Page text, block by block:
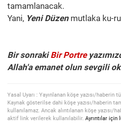
tamamlanacak.
Yani, Yeni Düzenmutlaka ku-
Bir sonrakiBir Portre
Allah'a emanet olun sevgili
Yasal Uyarı : Yayınlanan köşe yazısı/haberin
Kaynak gösterilse dahi köşe yazısı/haberin
kullanılamaz. Ancak alıntılanan köşe yazısı/
aktif link verilerek kullanılabilir. Ayrıntılar için